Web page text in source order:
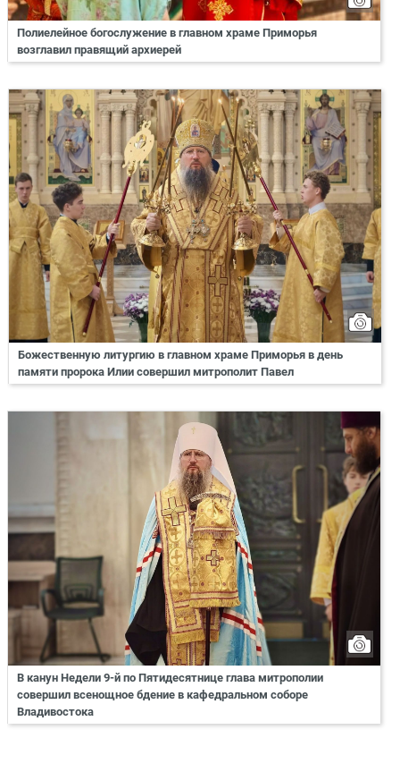
Полиелейное богослужение в главном храме Приморья
возглавил правящий архиерей
Божественную литургию в главном храме Приморья в день
памяти пророка Илии совершил митрополит Павел
В канун Недели 9-й по Пятидесятнице глава митрополии
совершил всенощное бдение в кафедральном соборе
Владивостока